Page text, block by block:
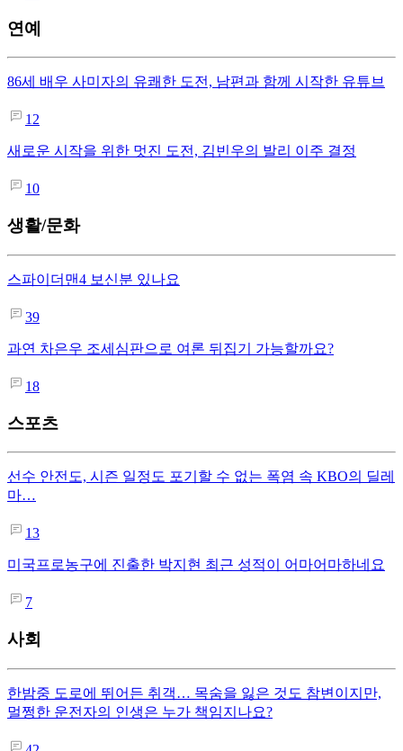
연예
86세 배우 사미자의 유쾌한 도전, 남편과 함께 시작한 유튜브
12
새로운 시작을 위한 멋진 도전, 김빈우의 발리 이주 결정
10
생활/문화
스파이더맨4 보신분 있나요
39
과연 차은우 조세심판으로 여론 뒤집기 가능할까요?
18
스포츠
선수 안전도, 시즌 일정도 포기할 수 없는 폭염 속 KBO의 딜레
마…
13
미국프로농구에 진출한 박지현 최근 성적이 어마어마하네요
7
사회
한밤중 도로에 뛰어든 취객… 목숨을 잃은 것도 참변이지만,
멀쩡한 운전자의 인생은 누가 책임지나요?